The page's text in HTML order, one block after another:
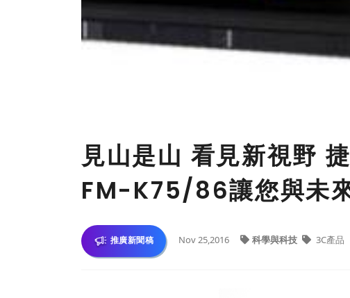
見山是山 看見新視野
FM-K75/86讓您與未
推廣新聞稿 Nov 25,2016 科學與科技 3C產品